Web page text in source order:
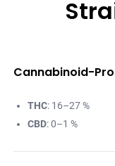
Cannabinoid-
THC: 16–27 %
CBD: 0–1 %